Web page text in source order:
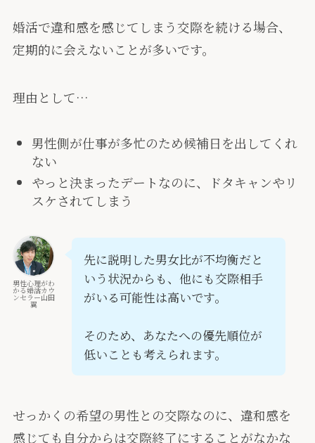
婚活で違和感を感じてしまう交際を続ける場合、
定期的に会えないことが多いです。
理由として…
男性側が仕事が多忙のため候補日を出してくれ
ない
やっと決まったデートなのに、ドタキャンやリ
スケされてしまう
男性心理がわ
かる婚活カウ
ンセラー山田
翼
先に説明した男女比が不均衡だと
いう状況からも、他にも交際相手
がいる可能性は高いです。
そのため、あなたへの優先順位が
低いことも考えられます。
せっかくの希望の男性との交際なのに、違和感を
感じても自分からは交際終了にすることがなかな